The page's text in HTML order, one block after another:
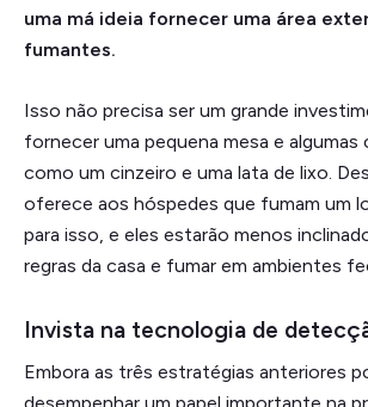
uma má ideia fornecer uma área
fumantes.
Isso não precisa ser um grande
fornecer uma pequena mesa e algumas
como um cinzeiro e uma lata de lixo.
oferece aos hóspedes que fumam um
para isso, e eles estarão menos
regras da casa e fumar em ambientes
Invista na tecnologia de
Embora as três estratégias anteriores
desempenhar um papel importante na